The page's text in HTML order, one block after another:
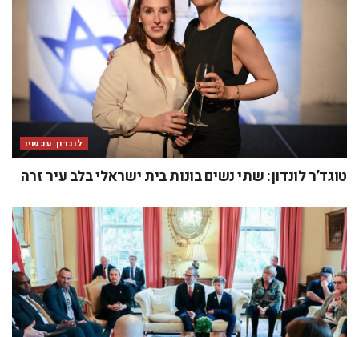
לונדון עכשיו
טוגד’ר לונדון: שתי נשים בונות בית ישראלי בלב עיר זרה